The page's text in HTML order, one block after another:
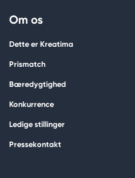
Om os
Dette er Kreatima
Prismatch
Bæredygtighed
Konkurrence
Ledige stillinger
Pressekontakt